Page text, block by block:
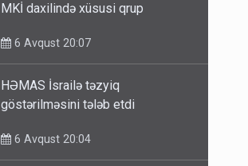
MKİ daxilində xüsusi qrup
6 Avqust 20:07
HƏMAS İsrailə təzyiq
göstərilməsini tələb etdi
6 Avqust 20:04